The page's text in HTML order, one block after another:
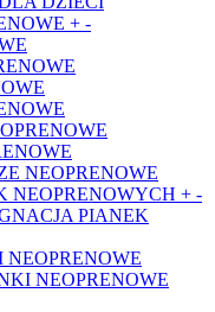
+ -
NEOPRENOWE
NEOPRENOWYCH + -
PIANEK
NEOPRENOWE